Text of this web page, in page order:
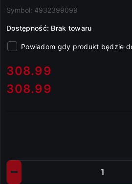
Symbol: 4932399099
Dostępność: Brak towaru
Powiadom gdy produkt będzie
cena:
308.99
Cena:
308.99
Ilość